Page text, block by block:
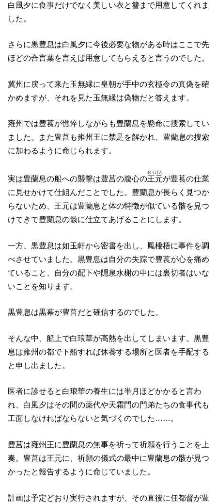
白風夕に食事だけでなく美しい衣と簪まで用意してくれま
した。
さらに黒豊息は白風夕に今後必要な物がある時はここで先
ほどの合言葉を言えば用意してもらえると言うのでした。
冀州に戻って来た玉無縁に皇朝が手中の玄極令の真偽を確
かめますが、それを見た玉無縁は偽物だと答えます。
雍州では豊萇が憔悴しながらも豊蘭息を懸命に捜索してい
ました。また豊莒も雍州王に禁足を解かれ、豊蘭息の捜索
に加わるように命じられます。
実は豊蘭息の船への襲撃は豊莒の腹心の王元
おうげん
が豊萇の仕業
に見せかけて仕組んだことでした。豊蘭息が長らく見つか
らないため、王元は豊蘭息と体の特徴が似ている骸を見つ
けてきて豊蘭息の骸に仕立てあげることにします。
一方、黒豊息は如玉軒から密書を出し、鳳棲梧に事件を調
べさせていました。黒豊息は自分の失踪で豊萇が心を痛め
ていること、自分の配下や隠泉水榭の中には裏切者はいな
いことを知ります。
黒豊息は黒幕が豊莒だと確信するのでした。
そんな中、船上で白琅華が高熱を出してしまいます。黒豊
息は雍州の都で下船すれば休養する場所と医者を手配する
と申し出ました。
医者に診せると白琅華の養生には半月ほどかかると言わ
れ、白風夕はその間の薬代や天霜門の門弟たちの食事代も
工面しなければならないと気づくのでした……。
豊莒は雍州王に豊蘭息の無事を祈って祈願を行うことを上
奏。豊莒は王元に、祈願の儀式の最中に豊蘭息の骸が見つ
かったと報告するように命じていました。
計画は予定どおり実行されますが、その直後に任都督が豊